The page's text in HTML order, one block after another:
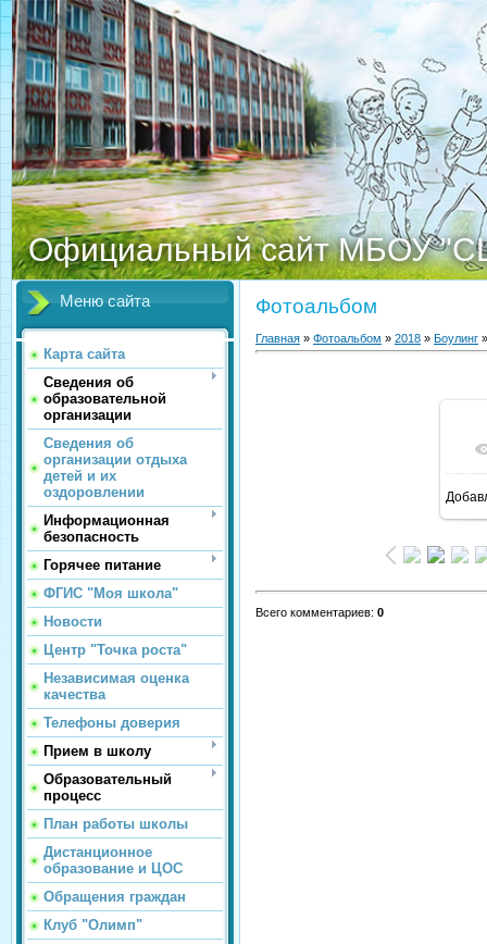
Официальный сайт МБОУ
Меню сайта
Карта сайта
Сведения об
образовательной
организации
Сведения об
организации отдыха
детей и их
оздоровлении
Информационная
безопасность
Горячее питание
ФГИС "Моя школа"
Новости
Центр "Точка роста"
Независимая оценка
качества
Телефоны доверия
Прием в школу
Образовательный
процесс
План работы школы
Дистанционное
образование и ЦОС
Обращения граждан
Клуб "Олимп"
Фотоальбом
Главная » Фотоальбом » 2018 » Боулинг
Всего комментариев: 0